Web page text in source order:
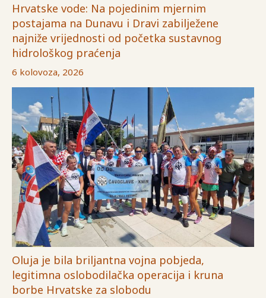
Hrvatske vode: Na pojedinim mjernim
postajama na Dunavu i Dravi zabilježene
najniže vrijednosti od početka sustavnog
hidrološkog praćenja
6 kolovoza, 2026
Oluja je bila briljantna vojna pobjeda,
legitimna oslobodilačka operacija i kruna
borbe Hrvatske za slobodu